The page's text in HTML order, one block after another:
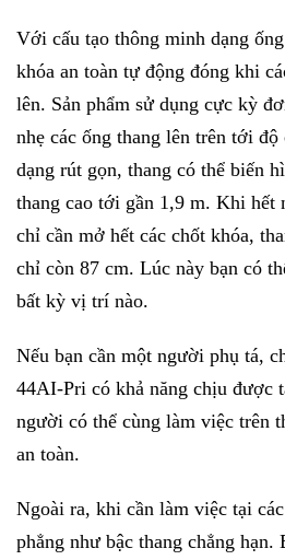
Với cấu tạo thông minh dạng
khóa an toàn tự động đóng khi
lên. Sản phẩm sử dụng cực kỳ
nhẹ các ống thang lên trên tới
dạng rút gọn, thang có thể biến
thang cao tới gần 1,9 m. Khi hết
chỉ cần mở hết các chốt khóa,
chỉ còn 87 cm. Lúc này bạn có
bất kỳ vị trí nào.
Nếu bạn cần một người phụ tá,
44AI-Pri có khả năng chịu được
người có thể cùng làm việc trên
an toàn.
Ngoài ra, khi cần làm việc tại
phẳng như bậc thang chẳng hạn.